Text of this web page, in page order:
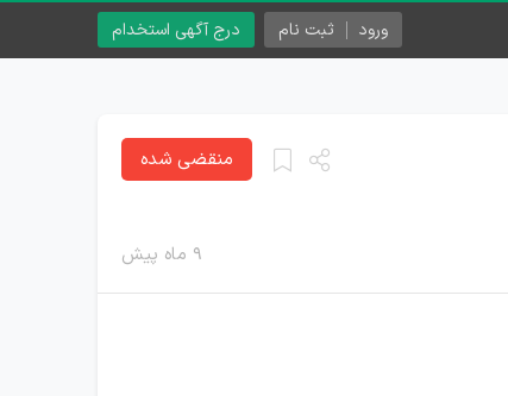
درج آگهی استخدام ورود ثبت نام
۹ ماه پیش
منقضی شده